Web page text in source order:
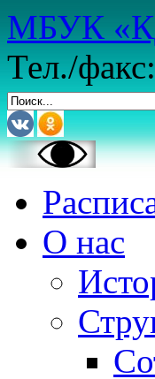
МБУК
Тел./
О нас